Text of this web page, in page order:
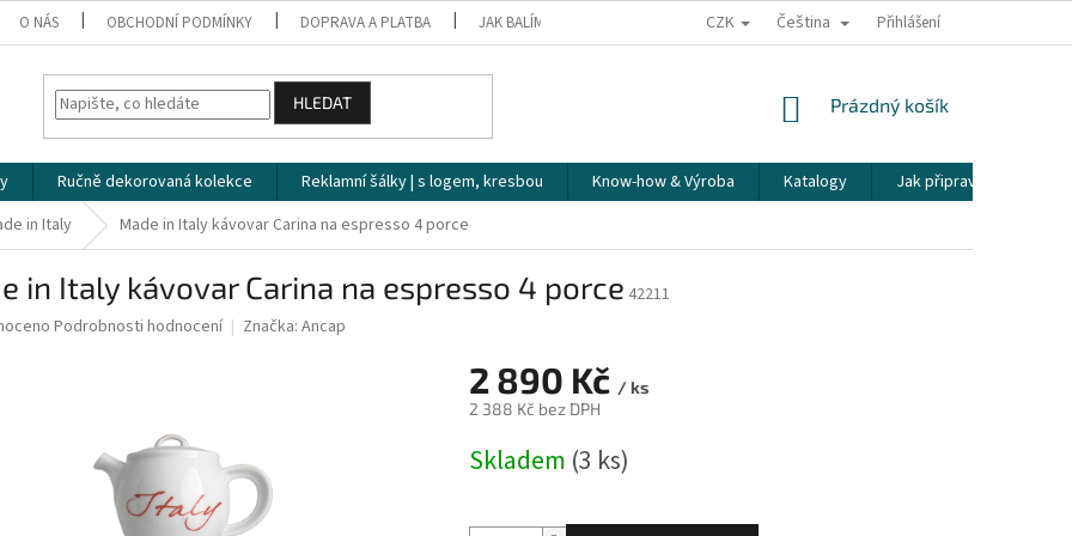
O NÁS OBCHODNÍ PODMÍNKY DOPRAVA A PLATBA JAK BALÍME NAŠE ZÁSILKY PŘEPRAVA KŘEHKÉHO ZBOŽÍ KORESPONDENČNÍ
CZK Čeština Přihlášení
HLEDAT
NÁKUPNÍ
Prázdný košík
Ručně dekorovaná kolekce Reklamní šálky | s logem, kresbou Know-how & Výroba Katalogy
Jak připravit espresso
in Italy Made in Italy kávovar Carina na espresso 4 porce
in Italy kávovar Carina na espresso 4 porce 42211
Podrobnosti hodnocení Značka: Ancap
2 890 Kč / ks
2 388 Kč bez DPH
cena:
Skladem (3 ks)